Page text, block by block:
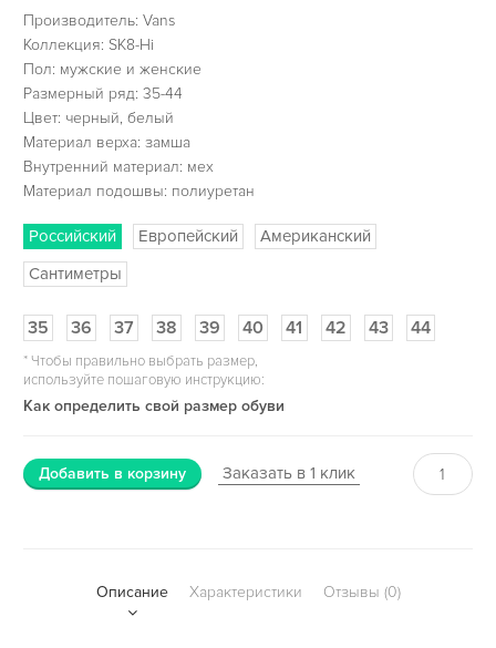
Производитель: Vans
Коллекция: SK8-Hi
Пол: мужские и женские
Размерный ряд: 35-44
Цвет: черный, белый
Материал верха: замша
Внутренний материал: мех
Материал подошвы: полиуретан
Российский Европейский
Американский
Сантиметры
35 36 37 38 39 40 41 42 43 44
*Чтобы правильно выбрать размер,
используйте пошаговую инструкцию:
Как определить свой размер обуви
Добавить в корзину Заказать в 1 клик
Описание Характеристики Отзывы (0)